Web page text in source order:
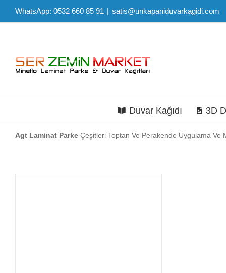
WhatsApp: 0532 660 85 91 | satis@unkapaniduvarkagidi.com
Duvar Kağıdı 3D
Agt Laminat Parke Çeşitleri Toptan Ve Perakende Uygulama Ve